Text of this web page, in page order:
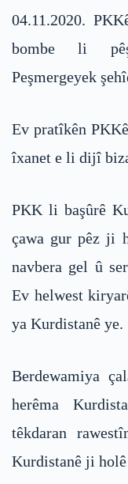
04.11.2020.
bombe li
Peşmergeyek
Ev pratîkên
îxanet e li dijî
PKK li başûrê
çawa gur pêz ji
navbera gel û
Ev helwest
ya Kurdistanê ye.
Berdewamiya
herêma
têkdaran
Kurdistanê ji holê